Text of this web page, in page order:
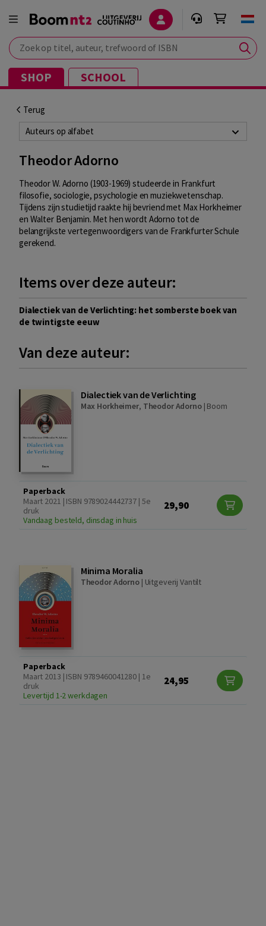
Zoek op titel, auteur, trefwoord of ISBN
SHOP SCHOOL
Terug
Auteurs op alfabet
Theodor Adorno
Theodor W. Adorno (1903-1969) studeerde in Frankfurt
filosofie, sociologie, psychologie en muziekwetenschap.
Tijdens zijn studietijd raakte hij bevriend met Max Horkheimer
en Walter Benjamin. Met hen wordt Adorno tot de
belangrijkste vertegenwoordigers van de Frankfurter Schule
gerekend.
Items over deze auteur:
Dialectiek van de Verlichting: het somberste boek van
de twintigste eeuw
Van deze auteur:
Dialectiek van de Verlichting
Max Horkheimer, Theodor Adorno| Boom
Paperback
Maart 2021 | ISBN 9789024442737 | 5e
druk
Vandaag besteld, dinsdag in huis
29,90
Minima Moralia
Theodor Adorno| Uitgeverij Vantilt
Paperback
Maart 2013 | ISBN 9789460041280 | 1e
druk
Levertijd 1-2 werkdagen
24,95